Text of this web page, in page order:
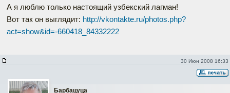
А я люблю только настоящий узбекский лагман!
Вот так он выглядит: http://vkontakte.ru/photos.php?
act=show&id=-660418_84332222
30 Июн 2008 16:33
Барбацуца